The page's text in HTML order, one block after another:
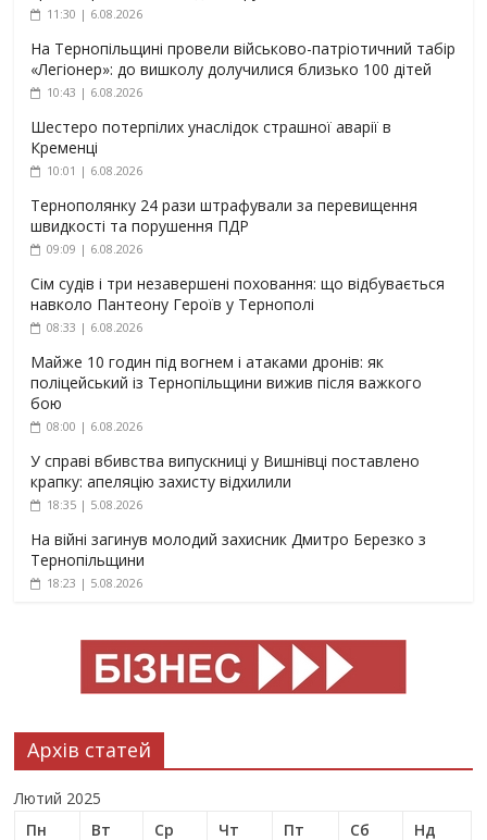
11:30 | 6.08.2026
На Тернопільщині провели військово-патріотичний табір
«Легіонер»: до вишколу долучилися близько 100 дітей
10:43 | 6.08.2026
Шестеро потерпілих унаслідок страшної аварії в
Кременці
10:01 | 6.08.2026
Тернополянку 24 рази штрафували за перевищення
швидкості та порушення ПДР
09:09 | 6.08.2026
Сім судів і три незавершені поховання: що відбувається
навколо Пантеону Героїв у Тернополі
08:33 | 6.08.2026
Майже 10 годин під вогнем і атаками дронів: як
поліцейський із Тернопільщини вижив після важкого
бою
08:00 | 6.08.2026
У справі вбивства випускниці у Вишнівці поставлено
крапку: апеляцію захисту відхилили
18:35 | 5.08.2026
На війні загинув молодий захисник Дмитро Березко з
Тернопільщини
18:23 | 5.08.2026
Архів статей
Лютий 2025
Пн
Вт Ср Чт Пт Сб
Нд